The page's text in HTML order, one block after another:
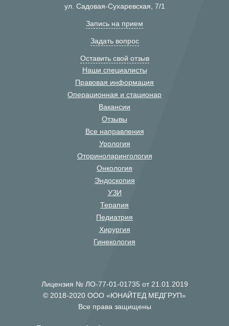
ул. Садовая-Сухаревская, 7/1
Запись на прием
Задать вопрос
Оставить свой отзыв
Наши специалисты
Правовая информация
Операционная и стационар
Вакансии
Отзывы
Все направления
Урология
Оториноларингология
Онкология
Эндоскопия
УЗИ
Терапия
Педиатрия
Хирургия
Гинекология
Лицензия № ЛО-77-01-01735 от 21.01.2019
© 2018-2020 ООО «ЮНАЙТЕД МЕДГРУП»
Все права защищены